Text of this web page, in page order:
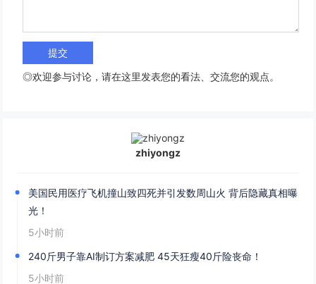
◎欢迎参与讨论，请在这里发表您的看法、交流您的观点。
zhiyongz
美国民用医疗飞机撞山致四死并引发数周山火 背后隐藏真相曝
光！
5小时前
240斤男子靠AI制订方案减肥 45天狂瘦40斤险丧命！
5小时前